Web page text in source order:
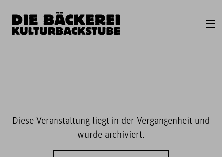
Diese Veranstaltung liegt in der Vergangenheit und
wurde archiviert.